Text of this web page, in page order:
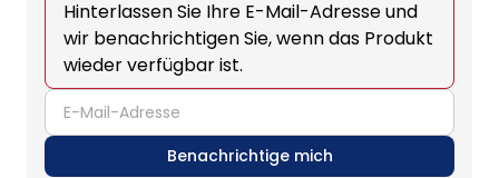
Hinterlassen Sie Ihre E-Mail-Adresse und
wir benachrichtigen Sie, wenn das Produkt
wieder verfügbar ist.
email
Benachrichtige mich